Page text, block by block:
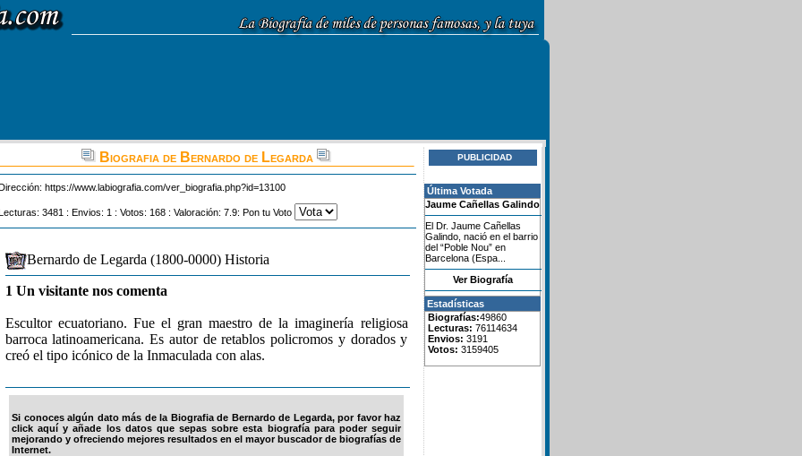
Biografia de Bernardo de Legarda
https://www.labiografia.com/ver_biografia.php?id=13100
3481 : Envios: 1 : Votos: 168 : Valoración: 7.9: Pon tu Voto
Bernardo de Legarda (1800-0000) Historia
1 Un visitante nos comenta
Escultor ecuatoriano. Fue el gran maestro de la imaginería religiosa
barroca latinoamericana. Es autor de retablos policromos y dorados y
creó el tipo icónico de la Inmaculada con alas.
Si conoces algún dato más de la Biografia de Bernardo de Legarda, por favor haz
click aquí y añade los datos que sepas sobre esta biografía para poder seguir
mejorando y ofreciendo mejores resultados en el mayor buscador de biografías de
Internet.
PUBLICIDAD
Última Votada
Jaume Cañellas Galindo
El Dr. Jaume Cañellas
Galindo, nació en el barrio
del “Poble Nou” en
Barcelona (Espa...
Ver Biografía
Estadísticas
Biografías:49860
Lecturas: 76114634
Envios: 3191
Votos: 3159405